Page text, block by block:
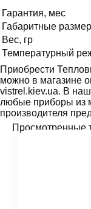
Гарантия, мес
Габаритные
Вес, гр
Температурный
Приобрести
можно в магазине
vistrel.kiev.ua. В
любые приборы из
производителя
Просмотренные